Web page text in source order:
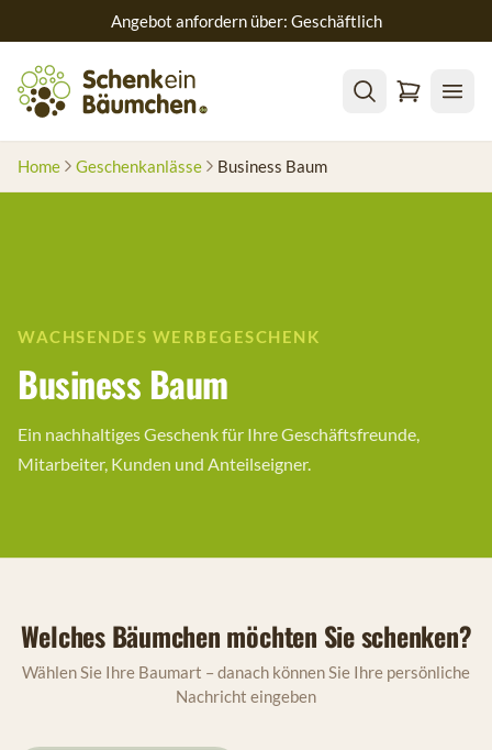
Angebot anfordern über: Geschäftlich
Home Geschenkanlässe Business Baum
WACHSENDES WERBEGESCHENK
Business Baum
Ein nachhaltiges Geschenk für Ihre Geschäftsfreunde,
Mitarbeiter, Kunden und Anteilseigner.
Welches Bäumchen möchten Sie schenken?
Wählen Sie Ihre Baumart – danach können Sie Ihre persönliche
Nachricht eingeben